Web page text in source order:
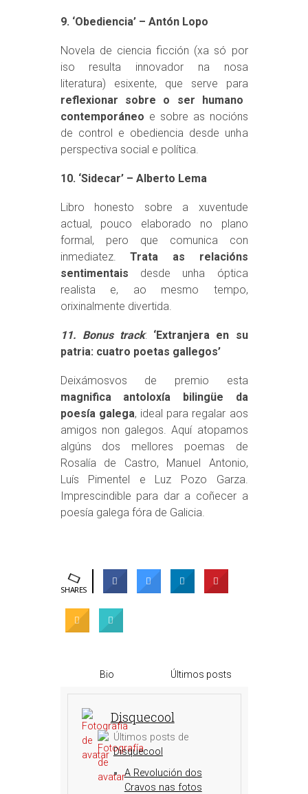
9. ‘Obediencia’ – Antón Lopo
Novela de ciencia ficción (xa só por
iso resulta innovador na nosa
literatura) esixente, que serve para
reflexionar sobre o ser humano
contemporáneo e sobre as nocións
de control e obediencia desde unha
perspectiva social e política.
10. ‘Sidecar’ – Alberto Lema
Libro honesto sobre a xuventude
actual, pouco elaborado no plano
formal, pero que comunica con
inmediatez.Trata as relacións
sentimentais desde unha óptica
realista e, ao mesmo tempo,
orixinalmente divertida.
11. Bonus track: ‘Extranjera en su
patria: cuatro poetas gallegos’
Deixámosvos de premio esta
magnifica antoloxía bilingüe da
poesía galega, ideal para regalar aos
amigos non galegos. Aquí atopamos
algúns dos mellores poemas de
Rosalía de Castro, Manuel Antonio,
Luís Pimentel e Luz Pozo Garza.
Imprescindible para dar a coñecer a
poesía galega fóra de Galicia.
SHARES
Bio Últimos posts
Disquecool
Últimos posts de
Disquecool
A Revolución dos
Cravos nas fotos